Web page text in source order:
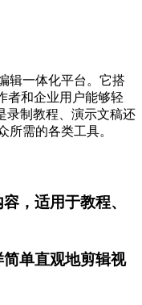
辑一体化平台。它搭
者和企业用户能够轻
录制教程、演示文稿还
所需的各类工具。
，适用于教程、
单直观地剪辑视